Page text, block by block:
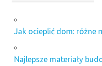
Jak ocieplić dom: różne
Najlepsze materiały